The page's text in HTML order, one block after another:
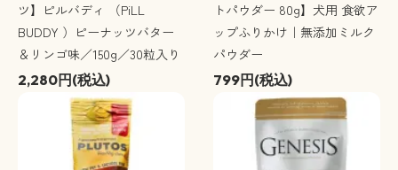
ツ】ピルバディ （PiLL
BUDDY ）ピーナッツバター
＆リンゴ味／150g／30粒入り
2,280円(税込)
トパウダー 80g】犬用 食欲ア
ップふりかけ｜無添加ミルク
パウダー
799円(税込)